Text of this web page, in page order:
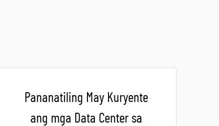
Pananatiling May Kuryente
ang mga Data Center sa